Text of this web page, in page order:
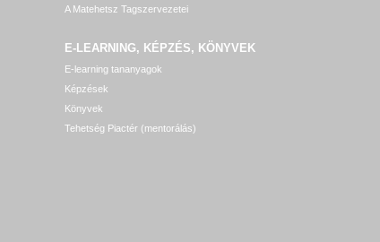
A Matehetsz Tagszervezetei
E-LEARNING, KÉPZÉS, KÖNYVEK
E-learning tananyagok
Képzések
Könyvek
Tehetség Piactér (mentorálás)